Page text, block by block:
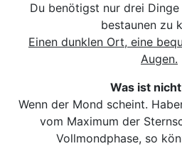
Du benötigst nur drei
bestaunen zu
Einen dunklen Ort, eine
Augen.
Was ist
Wenn der Mond scheint.
vom Maximum der
Vollmondphase, so